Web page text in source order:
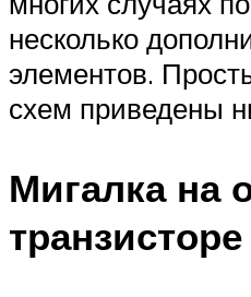
несколько
элементов.
схем приведены
Мигалка на
транзисторе